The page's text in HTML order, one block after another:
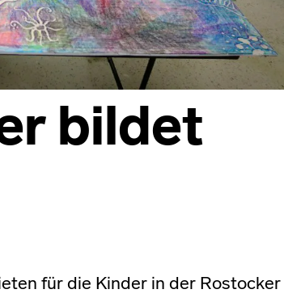
bildet
für die Kinder in der Rostocker